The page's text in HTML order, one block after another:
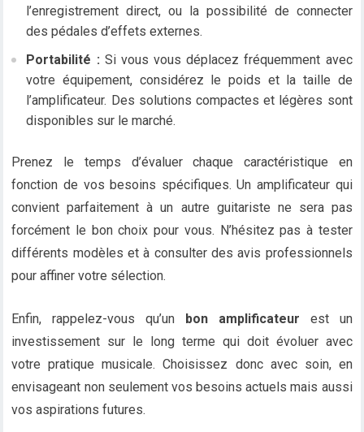
l’enregistrement direct, ou la possibilité de connecter
des pédales d’effets externes.
Portabilité : Si vous vous déplacez fréquemment avec
votre équipement, considérez le poids et la taille de
l’amplificateur. Des solutions compactes et légères sont
disponibles sur le marché.
Prenez le temps d’évaluer chaque caractéristique en
fonction de vos besoins spécifiques. Un amplificateur qui
convient parfaitement à un autre guitariste ne sera pas
forcément le bon choix pour vous. N’hésitez pas à tester
différents modèles et à consulter des avis professionnels
pour affiner votre sélection.
Enfin, rappelez-vous qu’un bon amplificateur est un
investissement sur le long terme qui doit évoluer avec
votre pratique musicale. Choisissez donc avec soin, en
envisageant non seulement vos besoins actuels mais aussi
vos aspirations futures.